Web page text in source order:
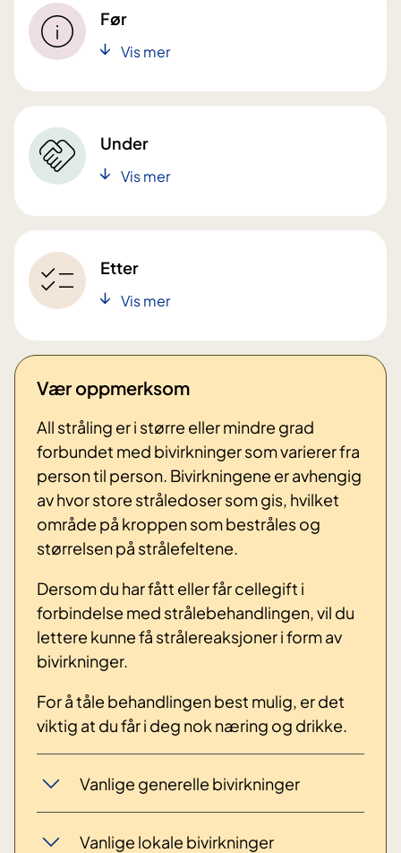
Før
Vis mer
Under
Vis mer
Etter
Vis mer
Vær oppmerksom
All stråling er i større eller mindre grad
forbundet med bivirkninger som varierer fra
person til person. Bivirkningene er avhengig
av hvor store stråledoser som gis, hvilket
område på kroppen som bestråles og
størrelsen på strålefeltene.
Dersom du har fått eller får cellegift i
forbindelse med strålebehandlingen, vil du
lettere kunne få strålereaksjoner i form av
bivirkninger.
For å tåle behandlingen best mulig, er det
viktig at du får i deg nok næring og drikke.
Vanlige generelle bivirkninger
Vanlige lokale bivirkninger